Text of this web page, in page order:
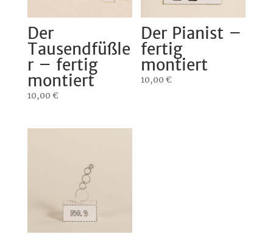
Der
Tausendfüßle
r – fertig
montiert
10,00 €
Der Pianist –
fertig
montiert
10,00€